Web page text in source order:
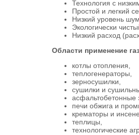
Технология с
Простой и легкий
Низкий уровень
Экологически
Низкий расход
Области применение
котлы отопления,
теплогенераторы,
зерносушилки,
сушилки и
асфальтобетонные
печи обжига и
крематоры и
теплицы,
технологические